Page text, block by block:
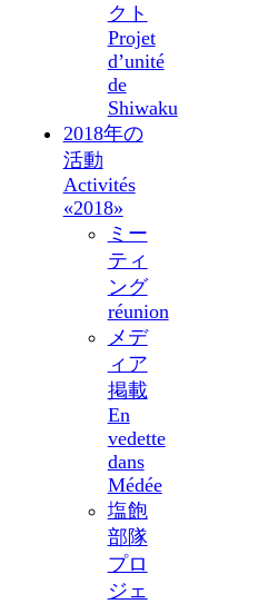
クト
Projet
d’unité
de
Shiwaku
2018年の
活動
Activités
«2018»
ミー
ティ
ング
réunion
メデ
ィア
掲載
En
vedette
dans
Médée
塩飽
部隊
プロ
ジェ